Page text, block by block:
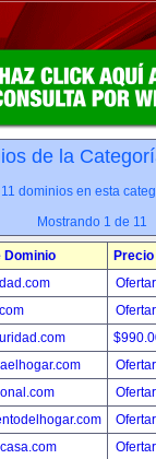
de la
11 dominios en esta
Mostrando 1 de 11
Dominio
Precio